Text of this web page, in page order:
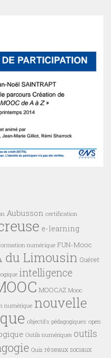
Aubusson certification
e-learning
numérique FUN-Mooc
du Limousin Guéret
intelligence
MOOCAZ Mooc
numérique nouvelle
objectifs pédagogiques open
Outils numériques outils
Quiz réseaux sociaux